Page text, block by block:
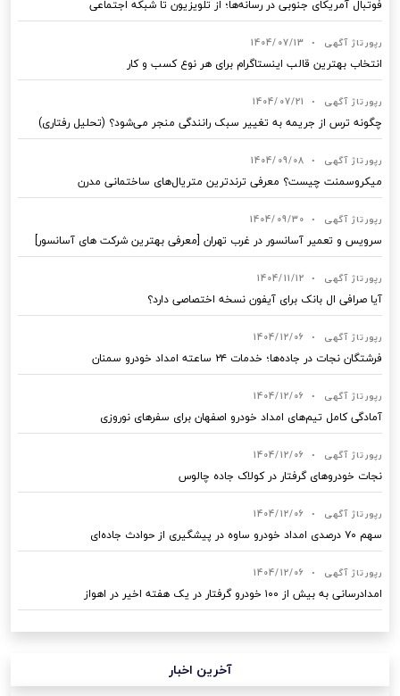
فوتبال آمریکای جنوبی در رسانه‌ها؛ از تلویزیون تا شبکه اجتماعی
رپورتاژ آگهی •
1404/07/13
انتخاب بهترین قالب‌ اینستاگرام برای هر نوع کسب‌ و کار
رپورتاژ آگهی •
1404/07/21
چگونه ترس از جریمه به تغییر سبک رانندگی منجر می‌شود؟ (تحلیل رفتاری)
رپورتاژ آگهی •
1404/09/08
میکروسمنت چیست؟ معرفی ترندترین متریال‌های ساختمانی مدرن
رپورتاژ آگهی •
1404/09/30
سرویس و تعمیر آسانسور در غرب تهران [معرفی بهترین شرکت های آسانسور]
رپورتاژ آگهی •
1404/11/12
آیا صرافی ال بانک برای آیفون نسخه اختصاصی دارد؟
رپورتاژ آگهی •
1404/12/06
فرشتگان نجات در جاده‌ها؛ خدمات ۲۴ ساعته امداد خودرو سمنان
رپورتاژ آگهی •
1404/12/06
آمادگی کامل تیم‌های امداد خودرو اصفهان برای سفرهای نوروزی
رپورتاژ آگهی •
1404/12/06
نجات خودروهای گرفتار در کولاک جاده چالوس
رپورتاژ آگهی •
1404/12/06
سهم ۷۰ درصدی امداد خودرو ساوه در پیشگیری از حوادث جاده‌ای
رپورتاژ آگهی •
1404/12/06
امدادرسانی به بیش از ۱۰۰ خودرو گرفتار در یک هفته اخیر در اهواز
آخرین اخبار